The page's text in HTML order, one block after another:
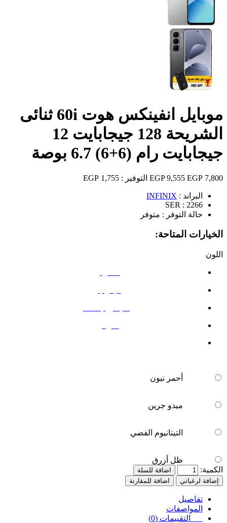
موبايل انفينكس هوت 60i ثنائى
الشريحة 128 جيجابايت 12
جيجابايت رام (6+6) 6.7 بوصة
7,800 EGP
9,555 EGP التوفير : 1,755 EGP
البراند : INFINIX
SER : 2266
حالة التوفر : متوفر
الخيارات المتاحة:
اللون
أحمر نيون
ميدو جرين
التيتانيوم الفضي
ظل أزرق
الكمية:
اضافة للسلة
إضافة لرغباتي
اضافة للمقارنة
تفاصيل
المواصفات
التقييمات (0)